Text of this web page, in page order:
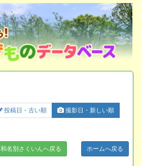
投稿日・古い順 撮影日・新しい順
和名別さくいんへ戻る ホームへ戻る